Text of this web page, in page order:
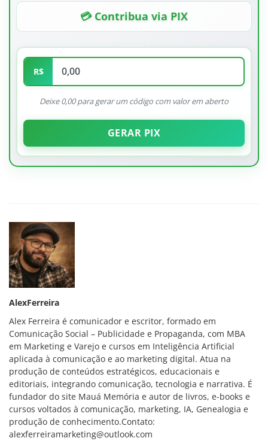
💳 Contribua via PIX
R$
Deixe 0,00 para gerar um código com valor em aberto
GERAR PIX
AlexFerreira
Alex Ferreira é comunicador e escritor, formado em
Comunicação Social – Publicidade e Propaganda, com MBA
em Marketing e Varejo e cursos em Inteligência Artificial
aplicada à comunicação e ao marketing digital. Atua na
produção de conteúdos estratégicos, educacionais e
editoriais, integrando comunicação, tecnologia e narrativa. É
fundador do site Mauá Memória e autor de livros, e-books e
cursos voltados à comunicação, marketing, IA, Genealogia e
produção de conhecimento.Contato:
alexferreiramarketing@outlook.com